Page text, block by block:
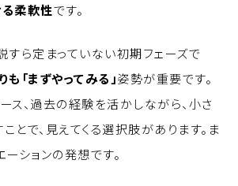
柔軟性です。
すら定まっていない初期フェーズで
「まずやってみる」姿勢が重要です。
ス、過去の経験を活かしながら、小さ
とで、見えてくる選択肢があります。ま
ションの発想です。